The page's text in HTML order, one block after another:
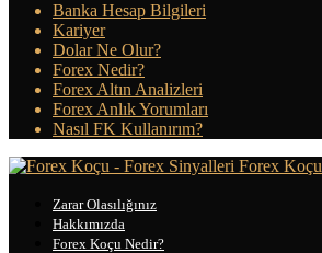
Banka Hesap Bilgileri
Kariyer
Dolar Ne Olur?
Forex Nedir?
Forex Altın Analizleri
Forex Anlık Yorumları
Nasıl FK Kullanırım?
Forex Koçu
Zarar Olasılığınız
Hakkımızda
Forex Koçu Nedir?